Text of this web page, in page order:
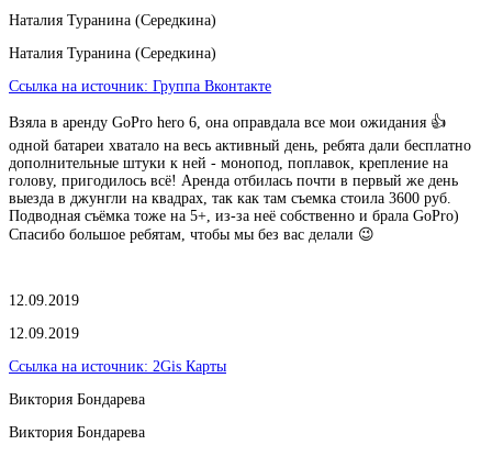
Наталия Туранина (Середкина)
Наталия Туранина (Середкина)
Ссылка на источник: Группа Вконтакте
Взяла в аренду GoPro hero 6, она оправдала все мои ожидания 👍
одной батареи хватало на весь активный день, ребята дали бесплатно
дополнительные штуки к ней - монопод, поплавок, крепление на
голову, пригодилось всё! Аренда отбилась почти в первый же день
выезда в джунгли на квадрах, так как там съемка стоила 3600 руб.
Подводная съёмка тоже на 5+, из-за неё собственно и брала GoPro)
Спасибо большое ребятам, чтобы мы без вас делали 😉
12.09.2019
12.09.2019
Ссылка на источник: 2Gis Карты
Виктория Бондарева
Виктория Бондарева